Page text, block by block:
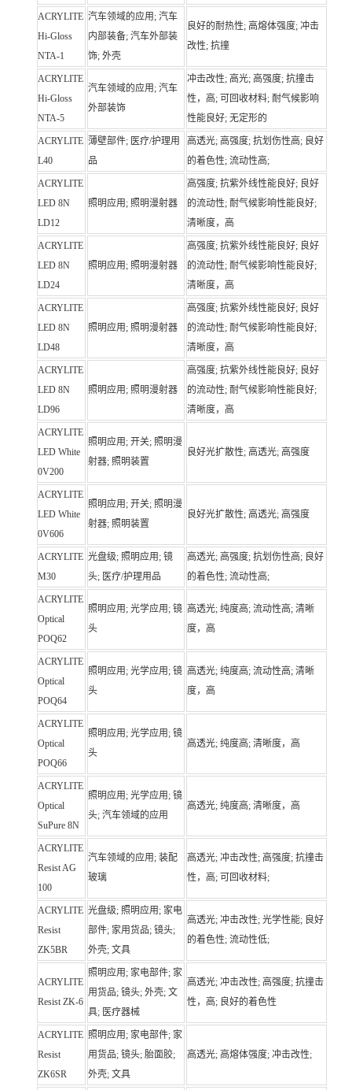
ACRYLITE
Hi-Gloss
NTA-1
汽车领域的应用; 汽车
内部装备; 汽车外部装
饰; 外壳
良好的耐热性; 高熔体强度; 冲击
改性; 抗撞
ACRYLITE
Hi-Gloss
NTA-5
汽车领域的应用; 汽车
外部装饰
冲击改性; 高光; 高强度; 抗撞击
性，高; 可回收材料; 耐气候影响
性能良好; 无定形的
ACRYLITE
L40
薄壁部件; 医疗/护理用
品
高透光; 高强度; 抗划伤性高; 良好
的着色性; 流动性高;
ACRYLITE
LED 8N
LD12
照明应用; 照明漫射器
高强度; 抗紫外线性能良好; 良好
的流动性; 耐气候影响性能良好;
清晰度，高
ACRYLITE
LED 8N
LD24
照明应用; 照明漫射器
高强度; 抗紫外线性能良好; 良好
的流动性; 耐气候影响性能良好;
清晰度，高
ACRYLITE
LED 8N
LD48
照明应用; 照明漫射器
高强度; 抗紫外线性能良好; 良好
的流动性; 耐气候影响性能良好;
清晰度，高
ACRYLITE
LED 8N
LD96
照明应用; 照明漫射器
高强度; 抗紫外线性能良好; 良好
的流动性; 耐气候影响性能良好;
清晰度，高
ACRYLITE
LED White
0V200
照明应用; 开关; 照明漫
射器; 照明装置
良好光扩散性; 高透光; 高强度
ACRYLITE
LED White
0V606
照明应用; 开关; 照明漫
射器; 照明装置
良好光扩散性; 高透光; 高强度
ACRYLITE
M30
光盘级; 照明应用; 镜
头; 医疗/护理用品
高透光; 高强度; 抗划伤性高; 良好
的着色性; 流动性高;
ACRYLITE
Optical
POQ62
照明应用; 光学应用; 镜
头
高透光; 纯度高; 流动性高; 清晰
度，高
ACRYLITE
Optical
POQ64
照明应用; 光学应用; 镜
头
高透光; 纯度高; 流动性高; 清晰
度，高
ACRYLITE
Optical
POQ66
照明应用; 光学应用; 镜
头
高透光; 纯度高; 清晰度，高
ACRYLITE
Optical
SuPure 8N
照明应用; 光学应用; 镜
头; 汽车领域的应用
高透光; 纯度高; 清晰度，高
ACRYLITE
Resist AG
100
汽车领域的应用; 装配
玻璃
高透光; 冲击改性; 高强度; 抗撞击
性，高; 可回收材料;
ACRYLITE
Resist
ZK5BR
光盘级; 照明应用; 家电
部件; 家用货品; 镜头;
外壳; 文具
高透光; 冲击改性; 光学性能; 良好
的着色性; 流动性低;
ACRYLITE
Resist ZK-6
照明应用; 家电部件; 家
用货品; 镜头; 外壳; 文
具; 医疗器械
高透光; 冲击改性; 高强度; 抗撞击
性，高; 良好的着色性
ACRYLITE
Resist
ZK6SR
照明应用; 家电部件; 家
用货品; 镜头; 胎面胶;
外壳; 文具
高透光; 高熔体强度; 冲击改性;